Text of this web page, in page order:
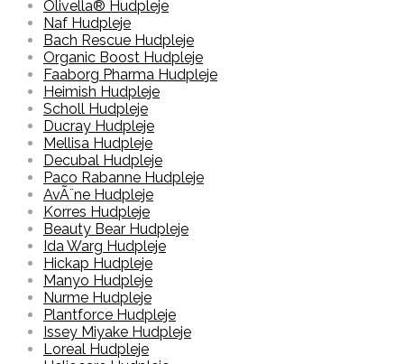
Olivella® Hudpleje
Naf Hudpleje
Bach Rescue Hudpleje
Organic Boost Hudpleje
Faaborg Pharma Hudpleje
Heimish Hudpleje
Scholl Hudpleje
Ducray Hudpleje
Mellisa Hudpleje
Decubal Hudpleje
Paco Rabanne Hudpleje
AvÃ¨ne Hudpleje
Korres Hudpleje
Beauty Bear Hudpleje
Ida Warg Hudpleje
Hickap Hudpleje
Manyo Hudpleje
Nurme Hudpleje
Plantforce Hudpleje
Issey Miyake Hudpleje
Loreal Hudpleje